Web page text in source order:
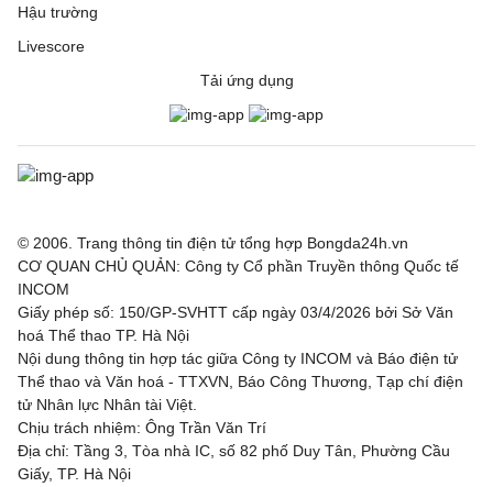
Hậu trường
Livescore
Tải ứng dụng
© 2006. Trang thông tin điện tử tổng hợp Bongda24h.vn
CƠ QUAN CHỦ QUẢN: Công ty Cổ phần Truyền thông Quốc tế
INCOM
Giấy phép số: 150/GP-SVHTT cấp ngày 03/4/2026 bởi Sở Văn
hoá Thể thao TP. Hà Nội
Nội dung thông tin hợp tác giữa Công ty INCOM và Báo điện tử
Thể thao và Văn hoá - TTXVN, Báo Công Thương, Tạp chí điện
tử Nhân lực Nhân tài Việt.
Chịu trách nhiệm: Ông Trần Văn Trí
Địa chỉ: Tầng 3, Tòa nhà IC, số 82 phố Duy Tân, Phường Cầu
Giấy, TP. Hà Nội